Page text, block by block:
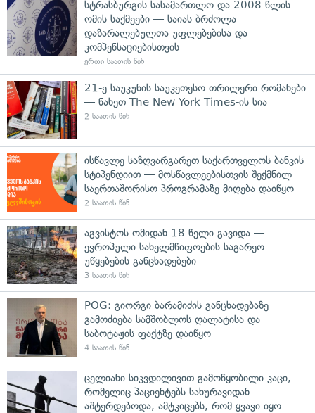
სტრასბურგის სასამართლო და 2008 წლის
ომის საქმეები — საიას ბრძოლა
დაზარალებულთა უფლებებისა და
კომპენსაციებისთვის
ერთი საათის წინ
21-ე საუკუნის საუკეთესო თრილერი რომანები
— ნახეთ The New York Times-ის სია
2 საათის წინ
ისწავლე საზღვარგარეთ საქართველოს ბანკის
სტიპენდიით — მოსწავლეებისთვის შექმნილ
საერთაშორისო პროგრამაზე მიღება დაიწყო
2 საათის წინ
აგვისტოს ომიდან 18 წელი გავიდა —
ევროპული სახელმწიფოების საგარეო
უწყებების განცხადებები
3 საათის წინ
POG: გიორგი ბარამიძის განცხადებაზე
გამოძიება სამშობლოს ღალატისა და
საბოტაჟის ფაქტზე დაიწყო
4 საათის წინ
ცელიანი სიკვდილივით გამოწყობილი კაცი,
რომელიც პაციენტებს სახურავიდან
აშტერდებოდა, ამტკიცებს, რომ ყვავი იყო